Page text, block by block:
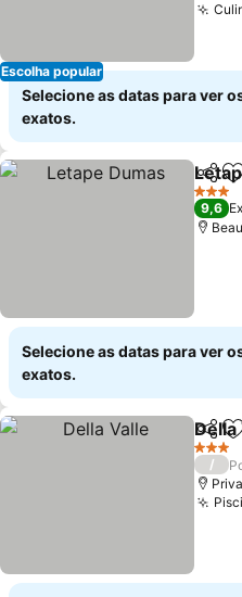
Escolha popular
Selecione as datas para ver
exatos.
3
9,6
Selecione as datas para ver
exatos.
Della
3
/